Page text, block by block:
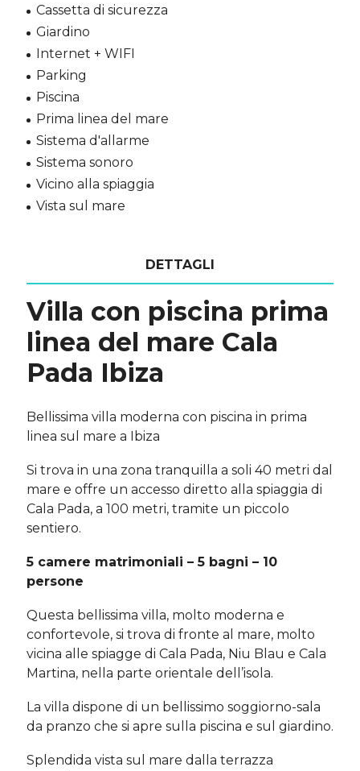
Cassetta di sicurezza
Giardino
Internet + WIFI
Parking
Piscina
Prima linea del mare
Sistema d'allarme
Sistema sonoro
Vicino alla spiaggia
Vista sul mare
DETTAGLI
Villa con piscina prima
linea del mare Cala
Pada Ibiza
Bellissima villa moderna con piscina in prima
linea sul mare a Ibiza
Si trova in una zona tranquilla a soli 40 metri dal
mare e offre un accesso diretto alla spiaggia di
Cala Pada, a 100 metri, tramite un piccolo
sentiero.
5 camere matrimoniali – 5 bagni – 10
persone
Questa bellissima villa, molto moderna e
confortevole, si trova di fronte al mare, molto
vicina alle spiagge di Cala Pada, Niu Blau e Cala
Martina, nella parte orientale dell’isola.
La villa dispone di un bellissimo soggiorno-sala
da pranzo che si apre sulla piscina e sul giardino.
Splendida vista sul mare dalla terrazza